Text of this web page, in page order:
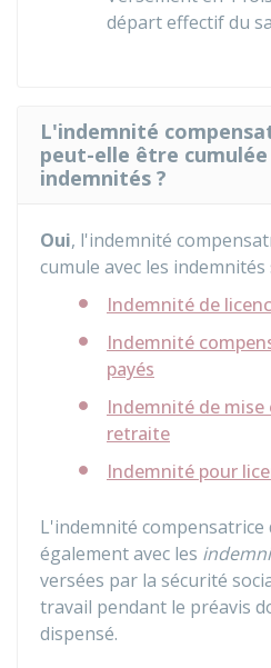
départ effectif du
L'indemnité
peut-elle être
indemnités ?
Oui, l'indemnité
cumule avec les indemnités
Indemnité de
Indemnité
payés
Indemnité de mise
retraite
Indemnité pour
L'indemnité compensatrice
également avec les
versées par la sécurité
travail pendant le préavis
dispensé.